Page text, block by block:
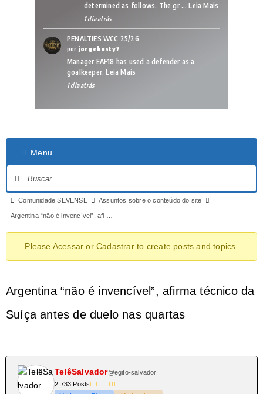
determined as follows. The gr …Leia Mais
1 dia atrás
PENALTIES WCC 25/26
por jorgebusty7
Manager EAF18 has used a defender as a
goalkeeper.Leia Mais
1 dia atrás
Menu
Comunidade SEVENSE Assuntos sobre o conteúdo do site
Argentina “não é invencível”, afi …
Please Acessar orCadastrarto create posts and topics.
Argentina “não é invencível”, afirma técnico da
Suíça antes de duelo nas quartas
TelêSalvador@egito-salvador
2.733 Posts